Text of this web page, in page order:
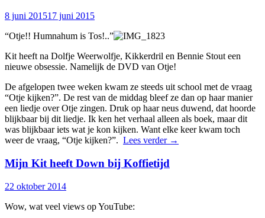
8 juni 201517 juni 2015
“Otje!! Humnahum is Tos!..”
Kit heeft na Dolfje Weerwolfje, Kikkerdril en Bennie Stout een
nieuwe obsessie. Namelijk de DVD van Otje!
De afgelopen twee weken kwam ze steeds uit school met de vraag
“Otje kijken?”. De rest van de middag bleef ze dan op haar manier
een liedje over Otje zingen. Druk op haar neus duwend, dat hoorde
blijkbaar bij dit liedje. Ik ken het verhaal alleen als boek, maar dit
was blijkbaar iets wat je kon kijken. Want elke keer kwam toch
weer de vraag, “Otje kijken?”. Lees verder →
Mijn Kit heeft Down bij Koffietijd
22 oktober 2014
Wow, wat veel views op YouTube: